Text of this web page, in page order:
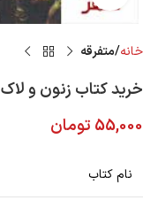
خانه متفرقه
خرید کتاب زنون و
55,000 تومان
نام کتاب